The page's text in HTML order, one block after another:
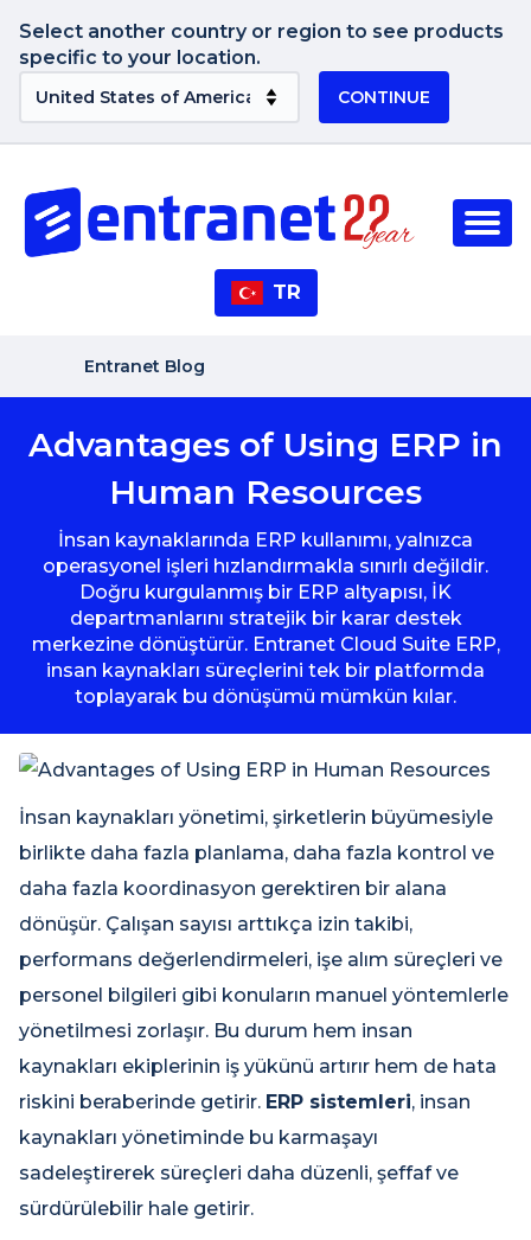
Select another country or region to see products
specific to your location.
CONTINUE
TR
Entranet Blog
Advantages of Using ERP in
Human Resources
İnsan kaynaklarında ERP kullanımı, yalnızca
operasyonel işleri hızlandırmakla sınırlı değildir.
Doğru kurgulanmış bir ERP altyapısı, İK
departmanlarını stratejik bir karar destek
merkezine dönüştürür. Entranet Cloud Suite ERP,
insan kaynakları süreçlerini tek bir platformda
toplayarak bu dönüşümü mümkün kılar.
İnsan kaynakları yönetimi, şirketlerin büyümesiyle
birlikte daha fazla planlama, daha fazla kontrol ve
daha fazla koordinasyon gerektiren bir alana
dönüşür. Çalışan sayısı arttıkça izin takibi,
performans değerlendirmeleri, işe alım süreçleri ve
personel bilgileri gibi konuların manuel yöntemlerle
yönetilmesi zorlaşır. Bu durum hem insan
kaynakları ekiplerinin iş yükünü artırır hem de hata
riskini beraberinde getirir. ERP sistemleri, insan
kaynakları yönetiminde bu karmaşayı
sadeleştirerek süreçleri daha düzenli, şeffaf ve
sürdürülebilir hale getirir.